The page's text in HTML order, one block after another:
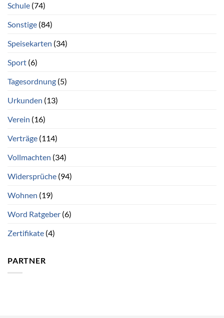
Schule (74)
Sonstige (84)
Speisekarten (34)
Sport (6)
Tagesordnung (5)
Urkunden (13)
Verein (16)
Verträge (114)
Vollmachten (34)
Widersprüche (94)
Wohnen (19)
Word Ratgeber (6)
Zertifikate (4)
PARTNER